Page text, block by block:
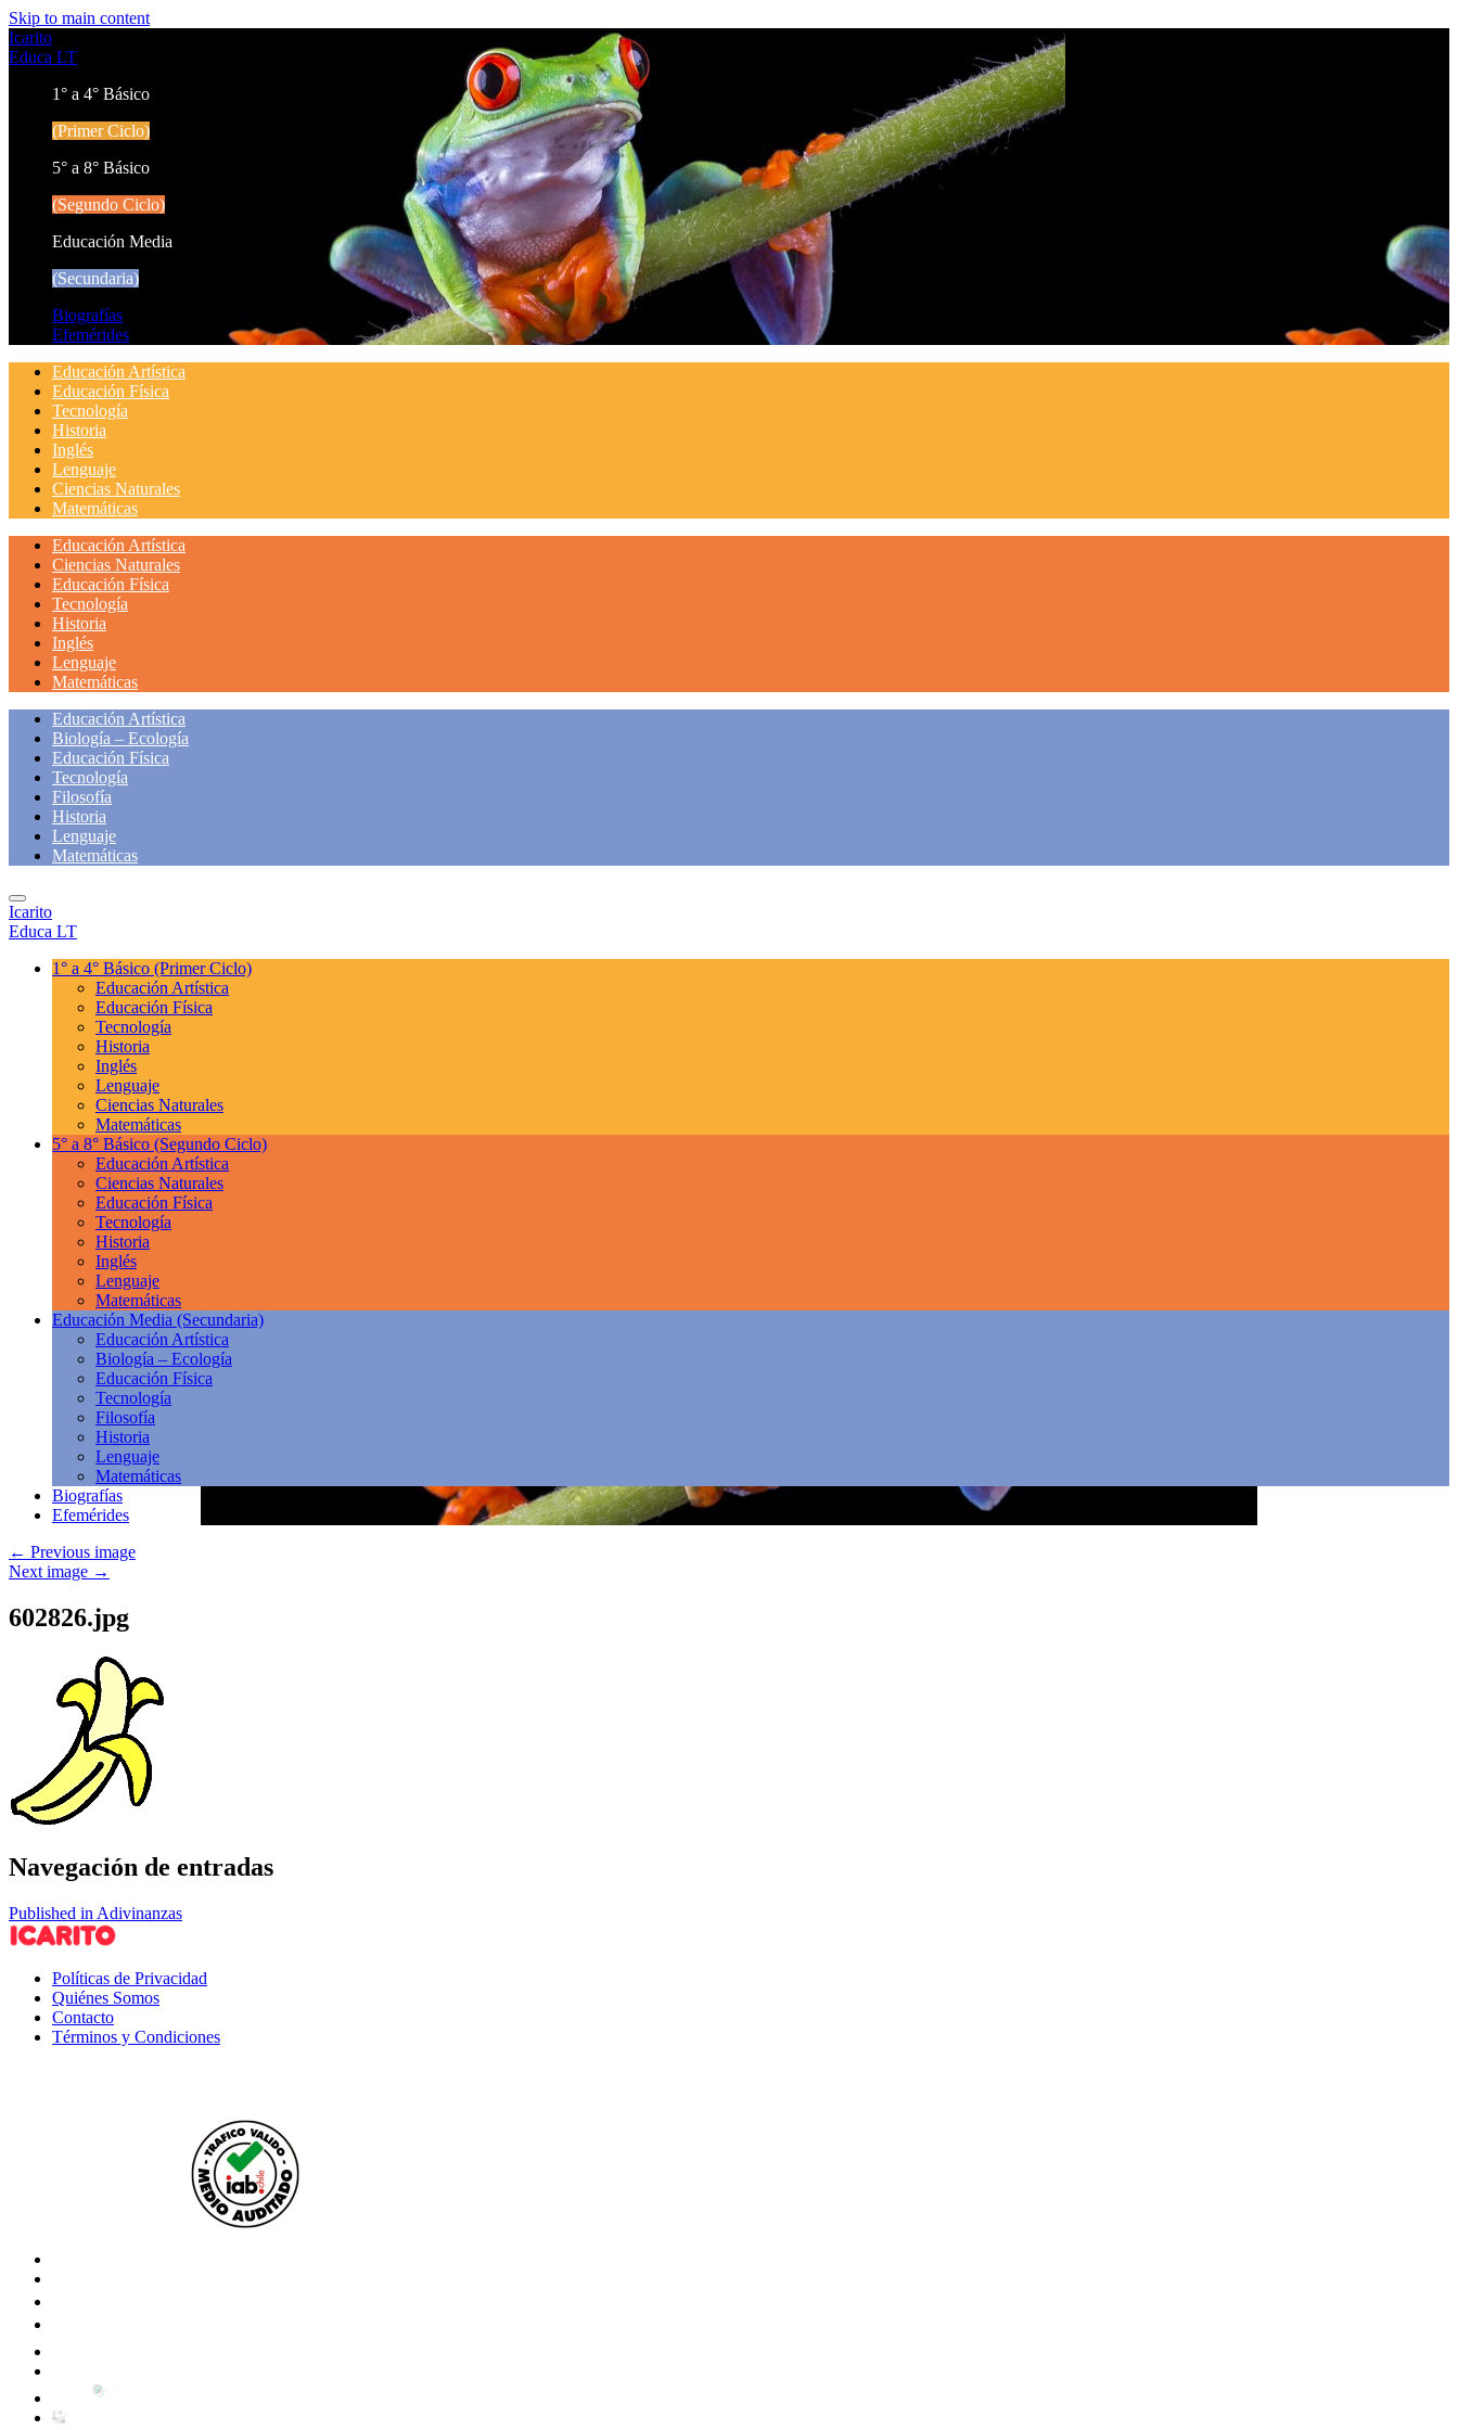
Skip to main content
Icarito
Educa LT
1° a 4° Básico
(Primer Ciclo)
5° a 8° Básico
(Segundo Ciclo)
Educación Media
(Secundaria)
Biografías
Efemérides
Educación Artística
Educación Física
Tecnología
Historia
Inglés
Lenguaje
Ciencias Naturales
Matemáticas
Educación Artística
Ciencias Naturales
Educación Física
Tecnología
Historia
Inglés
Lenguaje
Matemáticas
Educación Artística
Biología – Ecología
Educación Física
Tecnología
Filosofía
Historia
Lenguaje
Matemáticas
Icarito
Educa LT
1° a 4° Básico (Primer Ciclo)
Educación Artística
Educación Física
Tecnología
Historia
Inglés
Lenguaje
Ciencias Naturales
Matemáticas
5° a 8° Básico (Segundo Ciclo)
Educación Artística
Ciencias Naturales
Educación Física
Tecnología
Historia
Inglés
Lenguaje
Matemáticas
Educación Media (Secundaria)
Educación Artística
Biología – Ecología
Educación Física
Tecnología
Filosofía
Historia
Lenguaje
Matemáticas
Biografías
Efemérides
← Previous image
Next image →
602826.jpg
Navegación de entradas
Published in Adivinanzas
Políticas de Privacidad
Quiénes Somos
Contacto
Términos y Condiciones